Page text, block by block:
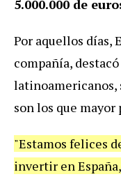
5.000.000 de
Por aquellos días,
compañía,
latinoamericanos,
son los que
"Estamos felices
invertir en